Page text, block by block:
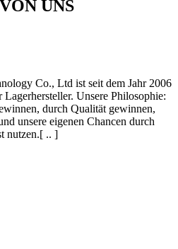
UNS
Co., Ltd ist seit dem Jahr 2006
Unsere Philosophie:
durch Qualität gewinnen,
unsere eigenen Chancen durch
nutzen.[ .. ]